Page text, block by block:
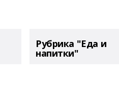
Рубрика "Еда и
напитки"